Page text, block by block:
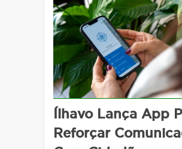
Ílhavo Lança App
Reforçar